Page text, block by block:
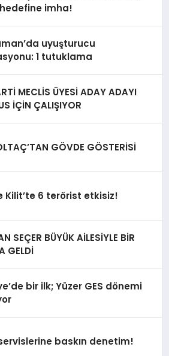
imha!
uyuşturucu
1 tutuklama
ÜYESİ ADAY ADAYI
İÇİN ÇALIŞIYOR
GÖVDE GÖSTERİSİ
Kilit’te 6 terörist etkisiz!
SEÇER BÜYÜK AİLESİYLE BİR
GELDİ
bir ilk; Yüzer GES dönemi
baskın denetim!